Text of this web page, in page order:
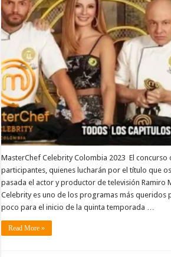
MasterChef Celebrity Colombia 2023 El concurso
participantes, quienes lucharán por el título que
pasada el actor y productor de televisión Ramiro
Celebrity es uno de los programas más queridos
poco para el inicio de la quinta temporada …
Read More »